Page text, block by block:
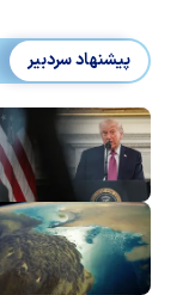
پیشنهاد سردبیر